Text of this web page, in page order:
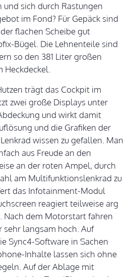
und sich durch Rastungen
im Fond? Für Gepäck sind
flachen Scheibe gut
Bügel. Die Lehnenteile sind
so den 381 Liter großen
Heckdeckel.
trägt das Cockpit im
zwei große Displays unter
und wirkt damit
und die Grafiken der
wissen zu gefallen. Man
aus Freude an den
an der roten Ampel, durch
am Multifunktionslenkrad zu
das Infotainment-Modul
reagiert teilweise arg
Nach dem Motorstart fahren
sehr langsam hoch. Auf
Sync4-Software in Sachen
Inhalte lassen sich ohne
Auf der Ablage mit